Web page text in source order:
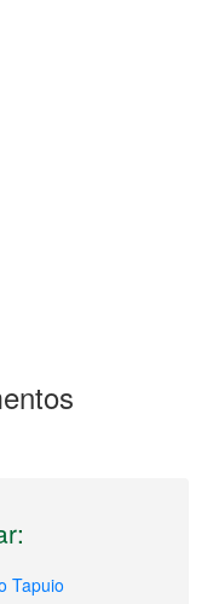
Tapuio